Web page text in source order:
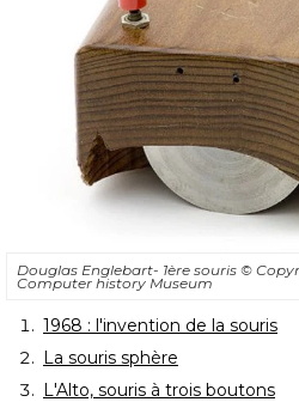
Douglas Englebart- 1ère souris ©
Computer history Museum
1968 : l'invention de la souris
La souris sphère
L'Alto, souris à trois boutons